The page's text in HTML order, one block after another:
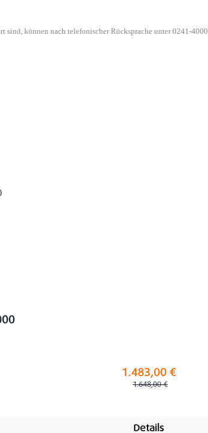
können nach telefonischer Rücksprache unter 0241-
1.483,00 €
Regulärer Preis:
1.648,00 €
Details